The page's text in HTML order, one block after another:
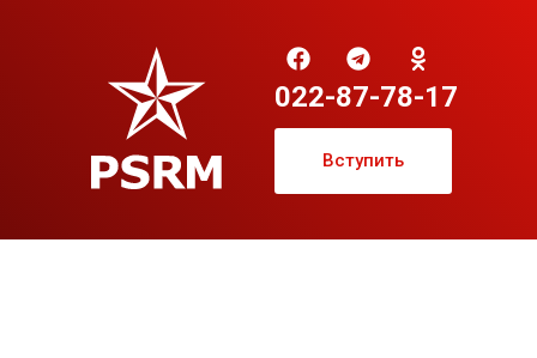
022-87-78-17
Вступить